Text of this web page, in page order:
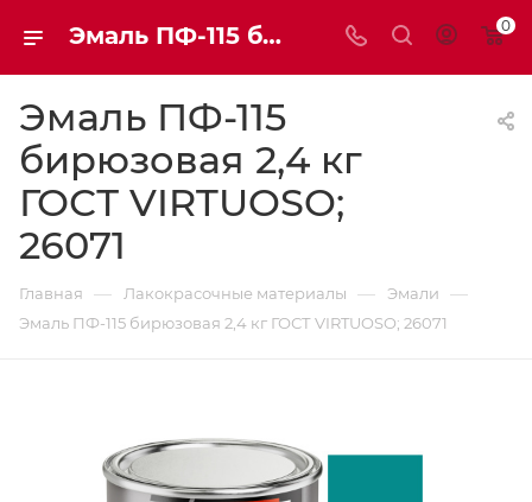
Эмаль ПФ-115 бирюзовая 2,4 кг ГОСТ VIRTUOSO; 26071 | Мaxim-stroy 0
Эмаль ПФ-115
бирюзовая 2,4 кг
ГОСТ VIRTUOSO;
26071
Главная — Лакокрасочные материалы — Эмали —
Эмаль ПФ-115 бирюзовая 2,4 кг ГОСТ VIRTUOSO; 26071